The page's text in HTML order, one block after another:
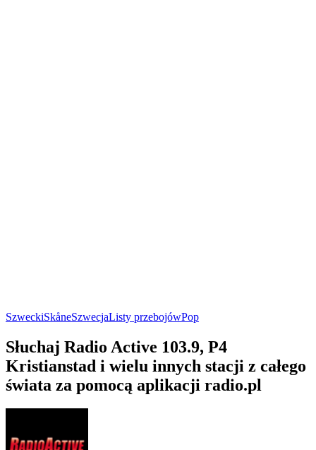
SzweckiSkåneSzwecjaListy przebojówPop
Słuchaj Radio Active 103.9, P4
Kristianstad i wielu innych stacji z całego
świata za pomocą aplikacji radio.pl